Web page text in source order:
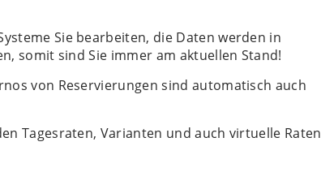
Sie bearbeiten, die Daten werden in
somit sind Sie immer am aktuellen Stand!
von Reservierungen sind automatisch auch
Tagesraten, Varianten und auch virtuelle Raten